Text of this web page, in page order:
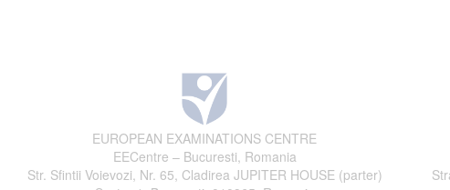
EUROPEAN EXAMINATIONS CENTRE
EECentre – Bucuresti, Romania
Str. Sfintii Voievozi, Nr. 65, Cladirea JUPITER HOUSE (parter)